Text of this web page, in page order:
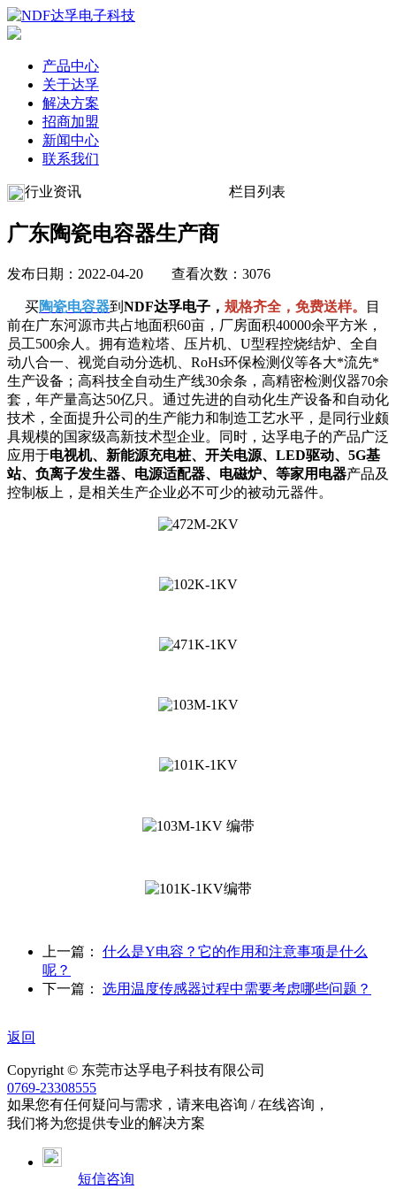
产品中心
关于达孚
解决方案
招商加盟
新闻中心
联系我们
行业资讯 栏目列表
广东陶瓷电容器生产商
发布日期：2022-04-20 查看次数：3076
买陶瓷电容器到 NDF达孚电子， 规格齐全，免费送样。
目
前在广东河源市共占地面积60亩，厂房面积40000余平方米，
员工500余人。拥有造粒塔、压片机、U型程控烧结炉、全自
动八合一、视觉自动分选机、RoHs环保检测仪等各大*流先*
生产设备；高科技全自动生产线30余条，高精密检测仪器70余
套，年产量高达50亿只。通过先进的自动化生产设备和自动化
技术，全面提升公司的生产能力和制造工艺水平，是同行业颇
具规模的国家级高新技术型企业。同时，达孚电子的产品广泛
应用于电视机、新能源充电桩、开关电源、LED驱动、5G基
站、负离子发生器、电源适配器、电磁炉、等家用电器产品及
控制板上，是相关生产企业必不可少的被动元器件。
上一篇： 什么是Y电容？它的作用和注意事项是什么
呢？
下一篇： 选用温度传感器过程中需要考虑哪些问题？
返回
Copyright © 东莞市达孚电子科技有限公司
0769-23308555
如果您有任何疑问与需求，请来电咨询 / 在线咨询，
我们将为您提供专业的解决方案
短信咨询